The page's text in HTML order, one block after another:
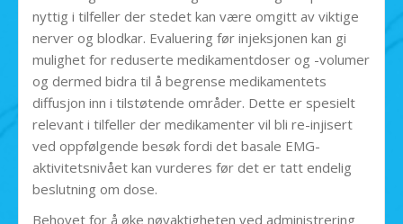
nyttig i tilfeller der stedet kan være omgitt av viktige
nerver og blodkar. Evaluering før injeksjonen kan gi
mulighet for reduserte medikamentdoser og -volumer
og dermed bidra til å begrense medikamentets
diffusjon inn i tilstøtende områder. Dette er spesielt
relevant i tilfeller der medikamenter vil bli re-injisert
ved oppfølgende besøk fordi det basale EMG-
aktivitetsnivået kan vurderes før det er tatt endelig
beslutning om dose.
Behovet for å øke nøyaktigheten ved administrering